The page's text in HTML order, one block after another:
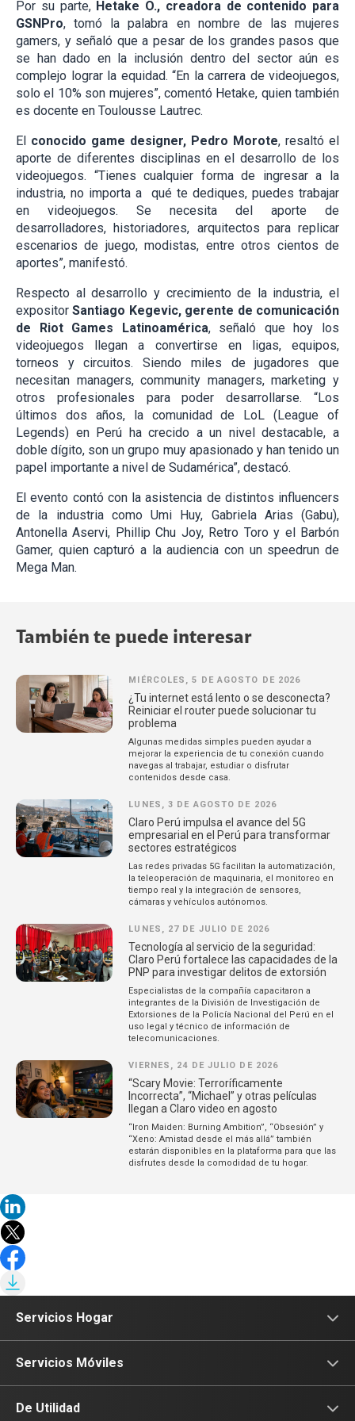
Por su parte, Hetake O., creadora de contenido para
GSNPro, tomó la palabra en nombre de las mujeres
gamers, y señaló que a pesar de los grandes pasos que
se han dado en la inclusión dentro del sector aún es
complejo lograr la equidad. “En la carrera de videojuegos,
solo el 10% son mujeres”, comentó Hetake, quien también
es docente en Toulousse Lautrec.
El conocido game designer, Pedro Morote, resaltó el
aporte de diferentes disciplinas en el desarrollo de los
videojuegos. “Tienes cualquier forma de ingresar a la
industria, no importa a qué te dediques, puedes trabajar
en videojuegos. Se necesita del aporte de
desarrolladores, historiadores, arquitectos para replicar
escenarios de juego, modistas, entre otros cientos de
aportes”, manifestó.
Respecto al desarrollo y crecimiento de la industria, el
expositorSantiago Kegevic, gerente de comunicación
de Riot Games Latinoamérica, señaló que hoy los
videojuegos llegan a convertirse en ligas, equipos,
torneos y circuitos. Siendo miles de jugadores que
necesitan managers, community managers, marketing y
otros profesionales para poder desarrollarse. “Los
últimos dos años, la comunidad de LoL (League of
Legends) en Perú ha crecido a un nivel destacable, a
doble dígito, son un grupo muy apasionado y han tenido un
papel importante a nivel de Sudamérica”, destacó.
El evento contó con la asistencia de distintos influencers
de la industria como Umi Huy, Gabriela Arias (Gabu),
Antonella Aservi, Phillip Chu Joy, Retro Toro y el Barbón
Gamer, quien capturó a la audiencia con un speedrun de
Mega Man.
También te puede interesar
MIÉRCOLES, 5 DE AGOSTO DE 2026
¿Tu internet está lento o se desconecta?
Reiniciar el router puede solucionar tu
problema
Algunas medidas simples pueden ayudar a
mejorar la experiencia de tu conexión cuando
navegas al trabajar, estudiar o disfrutar
contenidos desde casa.
LUNES, 3 DE AGOSTO DE 2026
Claro Perú impulsa el avance del 5G
empresarial en el Perú para transformar
sectores estratégicos
Las redes privadas 5G facilitan la automatización,
la teleoperación de maquinaria, el monitoreo en
tiempo real y la integración de sensores,
cámaras y vehículos autónomos.
LUNES, 27 DE JULIO DE 2026
Tecnología al servicio de la seguridad:
Claro Perú fortalece las capacidades de la
PNP para investigar delitos de extorsión
Especialistas de la compañía capacitaron a
integrantes de la División de Investigación de
Extorsiones de la Policía Nacional del Perú en el
uso legal y técnico de información de
telecomunicaciones.
VIERNES, 24 DE JULIO DE 2026
“Scary Movie: Terroríficamente
Incorrecta”, “Michael” y otras películas
llegan a Claro video en agosto
“Iron Maiden: Burning Ambition”, “Obsesión” y
“Xeno: Amistad desde el más allá” también
estarán disponibles en la plataforma para que las
disfrutes desde la comodidad de tu hogar.
Servicios Hogar
Internet
Fibra Óptica
Servicios Móviles
Prepago
De Utilidad